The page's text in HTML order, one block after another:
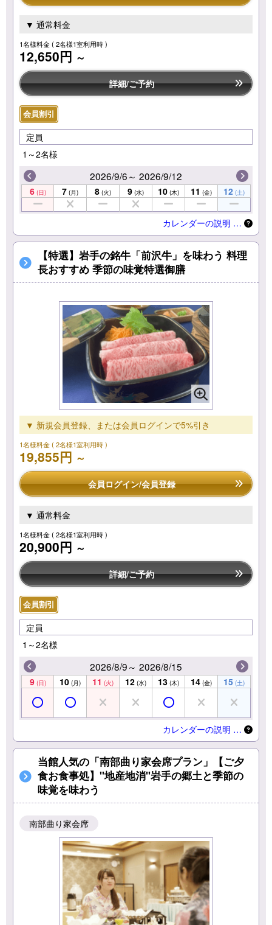
▼ 通常料金
1名様料金( 2名様1室利用時 )
12,650円 ～
詳細/ご予約
会員割引
定員
1～2名様
2026/9/6～ 2026/9/12
6 (日) 7 (月) 8 (火) 9 (水) 10 (木) 11 (金) 12 (土)
カレンダーの説明 …
【特選】岩手の銘牛「前沢牛」を味わう 料理
長おすすめ 季節の味覚特選御膳
▼ 新規会員登録、または会員ログインで5%引き
1名様料金( 2名様1室利用時 )
19,855円 ～
会員ログイン/会員登録
▼ 通常料金
1名様料金( 2名様1室利用時 )
20,900円 ～
詳細/ご予約
会員割引
定員
1～2名様
2026/8/9～ 2026/8/15
9 (日) 10 (月) 11 (火) 12 (水) 13 (木) 14 (金) 15 (土)
カレンダーの説明 …
当館人気の「南部曲り家会席プラン」【ご夕
食お食事処】"地産地消"岩手の郷土と季節の
味覚を味わう
南部曲り家会席